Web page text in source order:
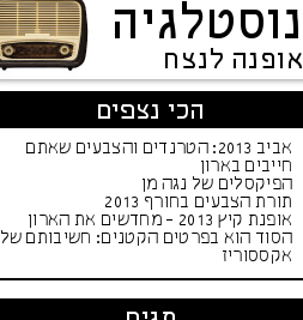
נוסטלגיה
אופנה לנצח
הכי נצפים
אביב 2013: הטרנדים והצבעים שאתם
חייבים בארון
הפיקסלים של נגה מן
תורת הצבעים בחורף 2013
אופנת קיץ 2013 - מחדשים את הארון
הסוד הוא בפרטים הקטנים: חשיבותם של
אקססוריז